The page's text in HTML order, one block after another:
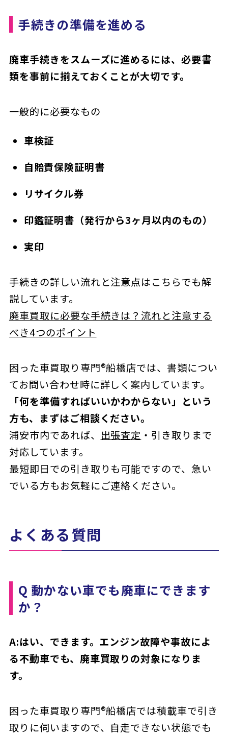
手続きの準備を進める
廃車手続きをスムーズに進めるには、必要書
類を事前に揃えておくことが大切です。
一般的に必要なもの
車検証
自賠責保険証明書
リサイクル券
印鑑証明書（発行から3ヶ月以内のもの）
実印
手続きの詳しい流れと注意点はこちらでも解
説しています。
廃車買取に必要な手続きは？流れと注意する
べき4つのポイント
困った車買取り専門®船橋店では、書類につい
てお問い合わせ時に詳しく案内しています。
「何を準備すればいいかわからない」という
方も、まずはご相談ください。
浦安市内であれば、 出張査定 ・引き取りまで
対応しています。
最短即日での引き取りも可能ですので、急い
でいる方もお気軽にご連絡ください。
よくある質問
Q 動かない車でも廃車にできます
か？
A:はい、できます。エンジン故障や事故によ
る不動車でも、廃車買取りの対象になりま
す。
困った車買取り専門®船橋店では積載車で引き
取りに伺いますので、自走できない状態でも